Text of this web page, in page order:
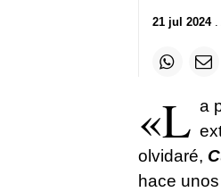
21 jul 2024.
«L a
olvidaré,
hace